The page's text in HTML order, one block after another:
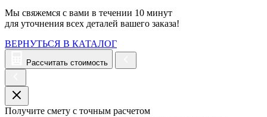
Мы свяжемся с вами в течении 10 минут
для уточнения всех деталей вашего заказа!
ВЕРНУТЬСЯ В КАТАЛОГ
Рассчитать стоимость
Получите смету с точным расчетом